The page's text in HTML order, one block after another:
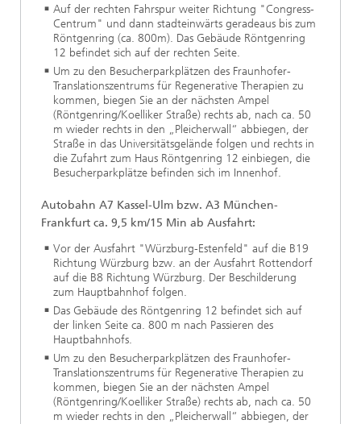
Auf der rechten Fahrspur weiter Richtung "Congress-
Centrum" und dann stadteinwärts geradeaus bis zum
Röntgenring (ca. 800m). Das Gebäude Röntgenring
12 befindet sich auf der rechten Seite.
Um zu den Besucherparkplätzen des Fraunhofer-
Translationszentrums für Regenerative Therapien zu
kommen, biegen Sie an der nächsten Ampel
(Röntgenring/Koelliker Straße) rechts ab, nach ca. 50
m wieder rechts in den „Pleicherwall“ abbiegen, der
Straße in das Universitätsgelände folgen und rechts in
die Zufahrt zum Haus Röntgenring 12 einbiegen, die
Besucherparkplätze befinden sich im Innenhof.
Autobahn A7 Kassel-Ulm bzw. A3 München-
Frankfurt ca. 9,5 km/15 Min ab Ausfahrt:
Vor der Ausfahrt "Würzburg-Estenfeld" auf die B19
Richtung Würzburg bzw. an der Ausfahrt Rottendorf
auf die B8 Richtung Würzburg. Der Beschilderung
zum Hauptbahnhof folgen.
Das Gebäude des Röntgenring 12 befindet sich auf
der linken Seite ca. 800 m nach Passieren des
Hauptbahnhofs.
Um zu den Besucherparkplätzen des Fraunhofer-
Translationszentrums für Regenerative Therapien zu
kommen, biegen Sie an der nächsten Ampel
(Röntgenring/Koelliker Straße) rechts ab, nach ca. 50
m wieder rechts in den „Pleicherwall“ abbiegen, der